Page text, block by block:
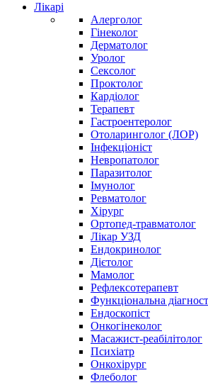
Лікарі
Алерголог
Гінеколог
Дерматолог
Уролог
Сексолог
Проктолог
Кардіолог
Терапевт
Гастроентеролог
Отоларинголог (ЛОР)
Інфекціоніст
Невропатолог
Паразитолог
Імунолог
Ревматолог
Хірург
Ортопед-травматолог
Лікар УЗД
Ендокринолог
Дієтолог
Мамолог
Рефлексотерапевт
Функціональна
Ендоскопіст
Онкогінеколог
Масажист-реабілітолог
Психіатр
Онкохірург
Флеболог